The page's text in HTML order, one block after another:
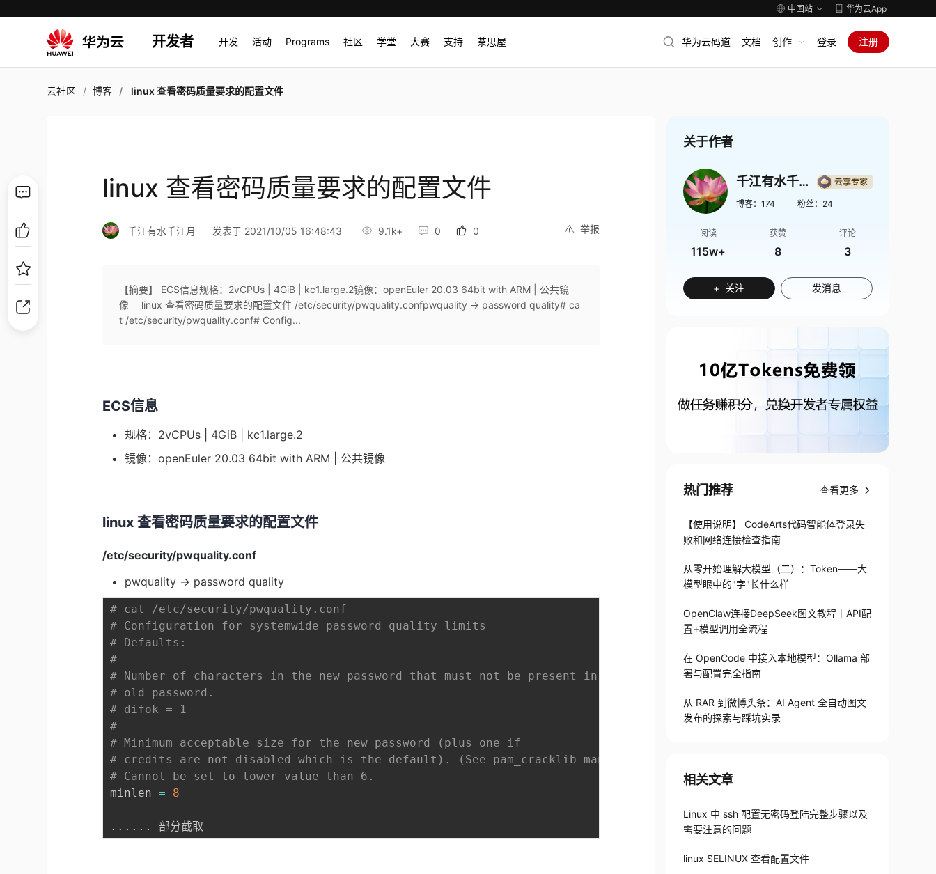
中国站 华为云App
开发者 开发 活动 Programs 社区 学堂 大赛 支持 茶思屋 华为云码道 文档 创作 登录 注册
云社区 博客 linux 查看密码质量要求的配置文件
linux 查看密码质量要求的配置文件
举报
千江有水千江月 发表于 2021/10/05 16:48:43 9.1k+ 0 0
【摘要】 ECS信息规格：2vCPUs | 4GiB | kc1.large.2镜像：openEuler 20.03 64bit with ARM | 公共镜
像 linux 查看密码质量要求的配置文件 /etc/security/pwquality.confpwquality -> password quality# ca
t /etc/security/pwquality.conf# Config...
ECS信息
规格：2vCPUs | 4GiB | kc1.large.2
镜像：openEuler 20.03 64bit with ARM | 公共镜像
linux 查看密码质量要求的配置文件
/etc/security/pwquality.conf
pwquality -> password quality
# cat /etc/security/pwquality.conf
# Configuration for systemwide password quality limits
# Defaults:
#
# Number of characters in the new password that must not be present in the
# old password.
# difok = 1
#
# Minimum acceptable size for the new password (plus one if
# credits are not disabled which is the default). (See pam_cracklib manual.)
# Cannot be set to lower value than 6.
minlen = 8
.. .. ..
关于作者
千江有水千江月
博客： 174 粉丝： 24
阅读
115w+
获赞
8
评论
3
+ 关注 发消息
热门推荐 查看更多
【使用说明】 CodeArts代码智能体登录失
败和网络连接检查指南
从零开始理解大模型（二）：Token——大
模型眼中的"字"长什么样
OpenClaw连接DeepSeek图文教程｜API配
置+模型调用全流程
在 OpenCode 中接入本地模型：Ollama 部
署与配置完全指南
从 RAR 到微博头条：AI Agent 全自动图文
发布的探索与踩坑实录
相关文章
Linux 中 ssh 配置无密码登陆完整步骤以及
需要注意的问题
linux SELINUX 查看配置文件